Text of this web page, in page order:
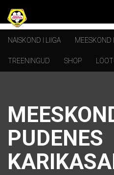
NAISKOND I LIIGA MEESKOND
TREENINGUD SHOP
PUDENES